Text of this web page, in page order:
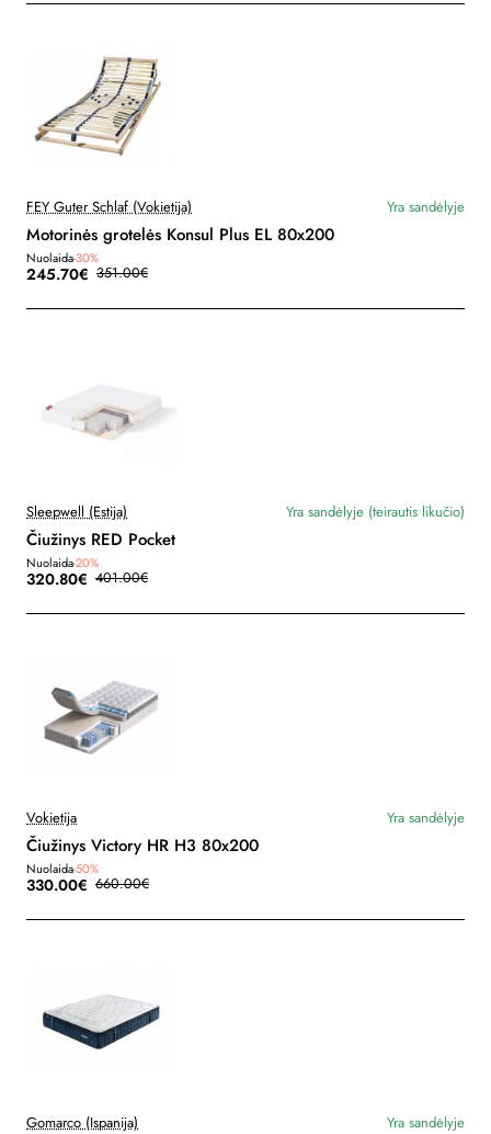
FEY Guter Schlaf (Vokietija) Yra sandėlyje
Motorinės grotelės Konsul Plus EL 80x200
Nuolaida-30%
245.70€ 351.00€
Sleepwell (Estija) Yra sandėlyje (teirautis likučio)
Čiužinys RED Pocket
Nuolaida-20%
320.80€ 401.00€
Vokietija Yra sandėlyje
Čiužinys Victory HR H3 80x200
Nuolaida-50%
330.00€ 660.00€
Gomarco (Ispanija) Yra sandėlyje